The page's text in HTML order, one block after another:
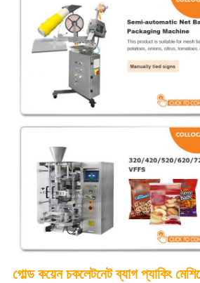
গোল্ড কয়েন চকলেটনেট ব্যাগ প্যাকিং